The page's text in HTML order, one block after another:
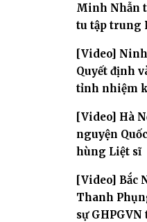
Minh Nhẫn
tu tập trung
[Video]
Quyết định
tỉnh nhiệm
[Video] Hà
nguyện
hùng Liệt sĩ
[Video] Bắc
Thanh
sự